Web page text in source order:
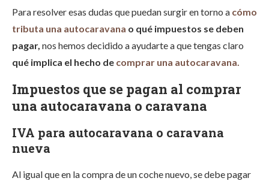
Para resolver esas dudas que puedan surgir en torno a cómo
tributa una autocaravana o qué impuestos se deben
pagar, nos hemos decidido a ayudarte a que tengas claro
qué implica el hecho de comprar una autocaravana.
Impuestos que se pagan al comprar
una autocaravana o caravana
IVA para autocaravana o caravana
nueva
Al igual que en la compra de un coche nuevo, se debe pagar